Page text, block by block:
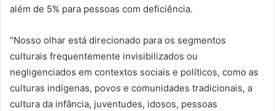
além de 5% para pessoas com deficiência.
“Nosso olhar está direcionado para os segmentos
culturais frequentemente invisibilizados ou
negligenciados em contextos sociais e políticos, como as
culturas indígenas, povos e comunidades tradicionais, a
cultura da infância, juventudes, idosos, pessoas